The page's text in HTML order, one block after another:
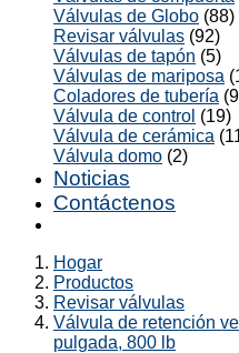
Válvulas de Globo (88)
Revisar válvulas (92)
Válvulas de tapón (5)
Válvulas de mariposa
Coladores de tubería
Válvula de control (19)
Válvula de cerámica
Válvula domo (2)
Noticias
Contáctenos
Hogar
Productos
Revisar válvulas
Válvula de retención
pulgada, 800 lb